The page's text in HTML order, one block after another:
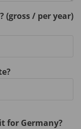
(gross / per year)
for Germany?